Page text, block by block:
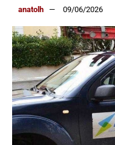
anatolh 09/06/2026